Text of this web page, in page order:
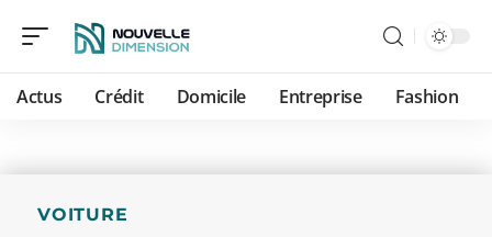
Actus Crédit Domicile Entreprise Fashion
VOITURE